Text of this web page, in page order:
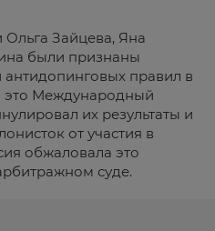
Ольга Зайцева, Яна
были признаны
правил в
это Международный
их результаты и
от участия в
обжаловала это
суде.